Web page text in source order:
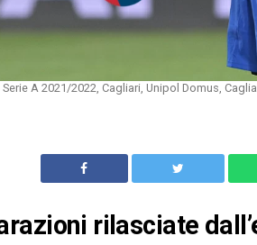
A 2021/2022, Cagliari, Unipol Domus,
rilasciate